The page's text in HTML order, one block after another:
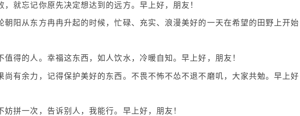
，就忘记你原先决定想达到的远方。早上好，朋友！
朝阳从东方冉冉升起的时候，忙碌、充实、浪漫美好的一天在希望的田野上开始
值得的人。幸福这东西，如人饮水，冷暖自知。早上好，朋友！
尚有余力，记得保护美好的东西。不畏不怖不怂不退不磨叽，大家共勉。早上
妨拼一次，告诉别人，我能行。早上好，朋友！